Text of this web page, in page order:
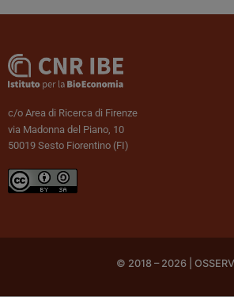
c/o Area di Ricerca di Firenze
via Madonna del Piano, 10
50019 Sesto Fiorentino (FI)
© 2018 – 2026 |